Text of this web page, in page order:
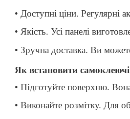
• Доступні ціни. Регулярні
• Якість. Усі панелі
• Зручна доставка. Ви
Як встановити самоклеючі
• Підготуйте поверхню.
• Виконайте розмітку. Для